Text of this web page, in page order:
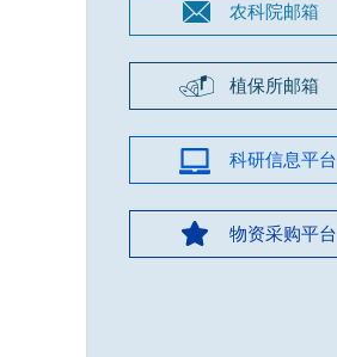
农科院邮箱
植保所邮箱
科研信息平台
物资采购平台